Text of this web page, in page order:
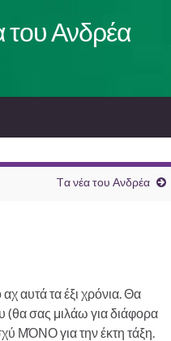
του Ανδρέα
Tα νέα του Ανδρέα
αυτά τα έξι χρόνια. Θα
(θα σας μιλάω για διάφορα
ΜΌΝΟ για την έκτη τάξη.